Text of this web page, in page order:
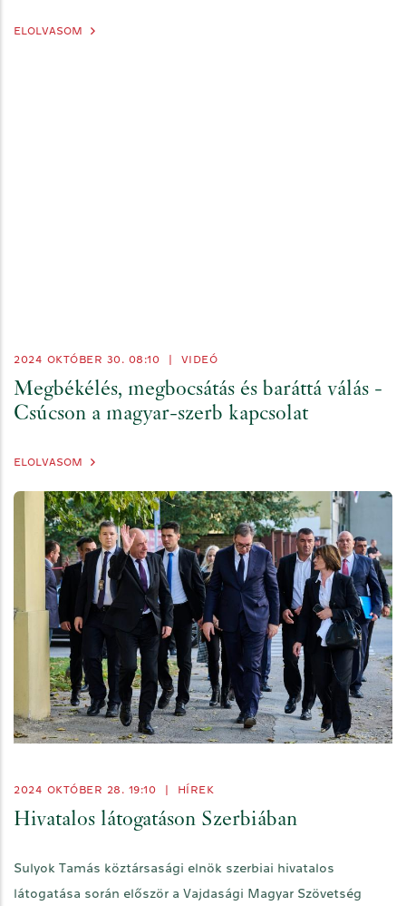
ELOLVASOM
2024 OKTÓBER 30. 08:10 VIDEÓ
Megbékélés, megbocsátás és baráttá válás -
Csúcson a magyar-szerb kapcsolat
ELOLVASOM
2024 OKTÓBER 28. 19:10 HÍREK
Hivatalos látogatáson Szerbiában
Sulyok Tamás köztársasági elnök szerbiai hivatalos
látogatása során először a Vajdasági Magyar Szövetség